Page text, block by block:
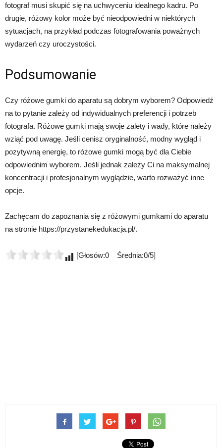
fotograf musi skupić się na uchwyceniu idealnego kadru. Po
drugie, różowy kolor może być nieodpowiedni w niektórych
sytuacjach, na przykład podczas fotografowania poważnych
wydarzeń czy uroczystości.
Podsumowanie
Czy różowe gumki do aparatu są dobrym wyborem? Odpowiedź
na to pytanie zależy od indywidualnych preferencji i potrzeb
fotografa. Różowe gumki mają swoje zalety i wady, które należy
wziąć pod uwagę. Jeśli cenisz oryginalność, modny wygląd i
pozytywną energię, to różowe gumki mogą być dla Ciebie
odpowiednim wyborem. Jeśli jednak zależy Ci na maksymalnej
koncentracji i profesjonalnym wyglądzie, warto rozważyć inne
opcje.
Zachęcam do zapoznania się z różowymi gumkami do aparatu
na stronie https://przystanekedukacja.pl/.
[Głosów:0 Średnia:0/5]